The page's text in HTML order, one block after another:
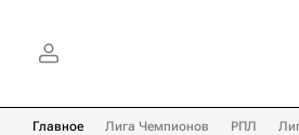
Главное Лига Чемпионов РПЛ